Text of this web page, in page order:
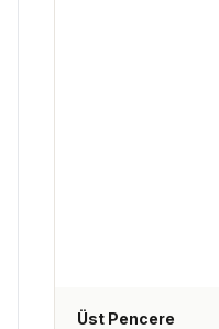
Üst Pencere